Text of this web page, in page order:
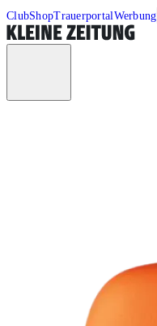
ClubShopTrauerportalWerbung